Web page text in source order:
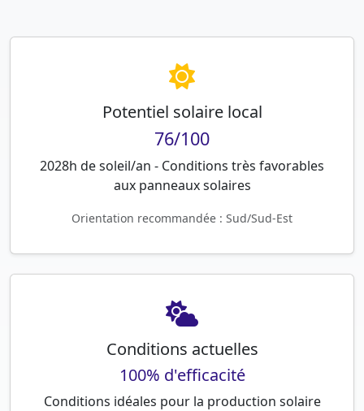
Potentiel solaire local
76/100
2028h de soleil/an - Conditions très favorables
aux panneaux solaires
Orientation recommandée : Sud/Sud-Est
Conditions actuelles
100% d'efficacité
Conditions idéales pour la production solaire